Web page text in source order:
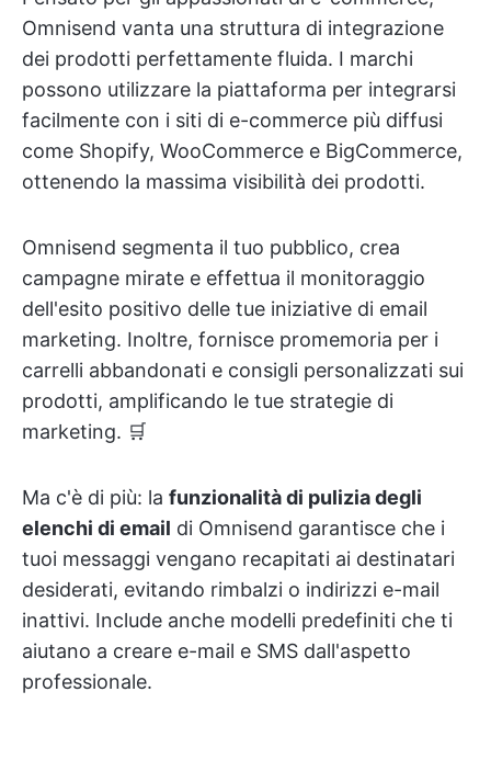
Omnisend vanta una struttura di integrazione
dei prodotti perfettamente fluida. I marchi
possono utilizzare la piattaforma per integrarsi
facilmente con i siti di e-commerce più diffusi
come Shopify, WooCommerce e BigCommerce,
ottenendo la massima visibilità dei prodotti.
Omnisend segmenta il tuo pubblico, crea
campagne mirate e effettua il monitoraggio
dell'esito positivo delle tue iniziative di email
marketing. Inoltre, fornisce promemoria per i
carrelli abbandonati e consigli personalizzati sui
prodotti, amplificando le tue strategie di
marketing. 🛒
Ma c'è di più: la funzionalità di pulizia degli
elenchi di email di Omnisend garantisce che i
tuoi messaggi vengano recapitati ai destinatari
desiderati, evitando rimbalzi o indirizzi e-mail
inattivi. Include anche modelli predefiniti che ti
aiutano a creare e-mail e SMS dall'aspetto
professionale.